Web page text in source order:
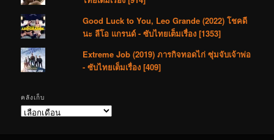
Good Luck to You, Leo Grande (2022) โชคดี
นะ ลีโอ แกรนด์ - ซับไทยเต็มเรื่อง [1353]
Extreme Job (2019) ภารกิจทอดไก่ ซุ่มจับเจ้าพ่อ
- ซับไทยเต็มเรื่อง [409]
คลังเก็บ
คลัง